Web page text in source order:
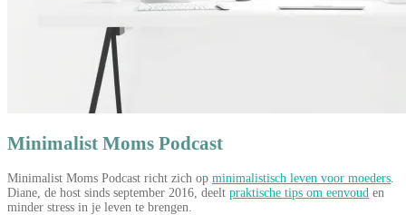
Minimalist Moms Podcast
Minimalist Moms Podcast richt zich op minimalistisch leven voor moeders
Diane, de host sinds september 2016, deelt praktische tips om eenvoud en
minder stress in je leven te brengen.